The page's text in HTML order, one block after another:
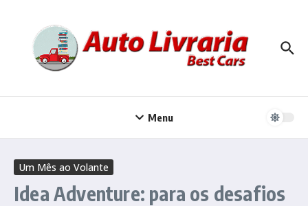
Menu
Um Mês ao Volante
Idea Adventure: para os desafios